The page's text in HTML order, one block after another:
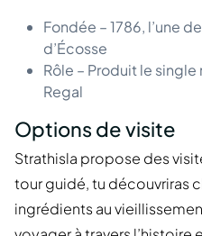
Fondée – 1786, l’une
d’Écosse
Rôle – Produit le
Regal
Options de visite
Strathisla propose des
tour guidé, tu découvriras
ingrédients au